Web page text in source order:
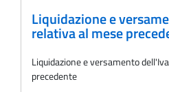
Liquidazione e
relativa al mese
Liquidazione e versamento
precedente